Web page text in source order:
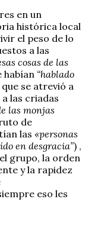
en un
histórica local
el peso de lo
a las
cosas de las
habían “hablado
se atrevió a
las criadas
las monjas
de
las «personas
en desgracia”) ,
grupo, la orden
y la rapidez
eso les